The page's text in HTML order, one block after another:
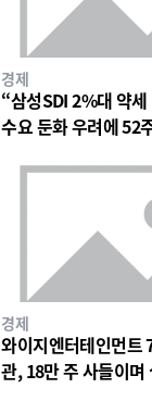
경제
“삼성SDI 2%대 약
수요 둔화 우려에 52
경제
와이지엔터테인먼
관, 18만 주 사들이며